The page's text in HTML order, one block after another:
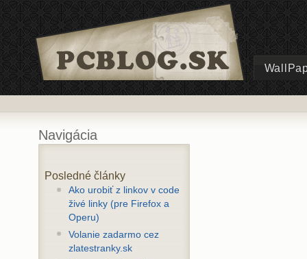
Navigácia
Posledné články
Ako urobiť z linkov v code
živé linky (pre Firefox a
Operu)
Volanie zadarmo cez
zlatestranky.sk